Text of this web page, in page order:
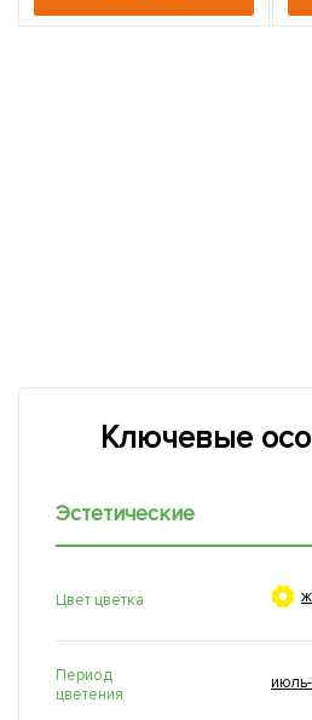
Ключевые
Эстетические
Цвет цветка 
Период
цветения